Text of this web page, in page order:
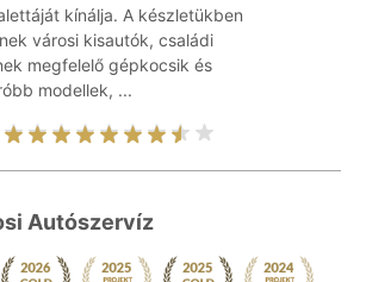
kínálja. A készletükben
városi kisautók, családi
megfelelő gépkocsik és
modellek, ...
Autószervíz